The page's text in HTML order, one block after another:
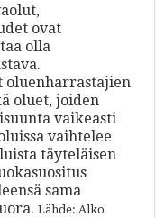
ovat
olla
oluenharrastajien
oluet, joiden
vaikeasti
vaihtelee
täyteläisen
sama
Lähde: Alko